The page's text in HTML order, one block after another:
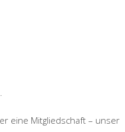
eine Mitgliedschaft – unser